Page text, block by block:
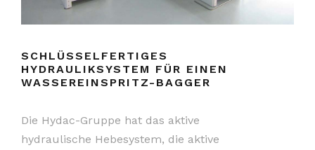
SCHLÜSSELFERTIGES
HYDRAULIKSYSTEM FÜR EINEN
WASSEREINSPRITZ-BAGGER
Die Hydac-Gruppe hat das aktive
hydraulische Hebesystem, die aktive